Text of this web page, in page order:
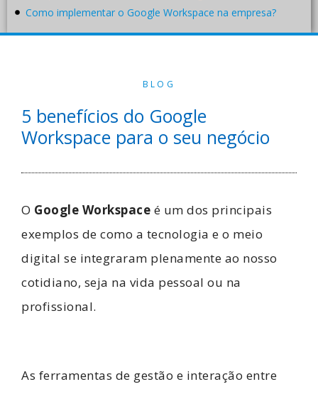
Como implementar o Google Workspace na empresa?
BLOG
5 benefícios do Google
Workspace para o seu negócio
O Google Workspace é um dos principais
exemplos de como a tecnologia e o meio
digital se integraram plenamente ao nosso
cotidiano, seja na vida pessoal ou na
profissional.
As ferramentas de gestão e interação entre